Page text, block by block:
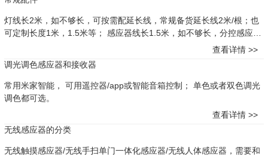
制2-3个电源。 1个集控感应器联动控制2个电源接线图 集控感应器
与分控感应接线方式的区别：
灯线长2米，如不够长，可按需配延长线，常规备货延长线2米/根；也
可定制长度1米，1.5米等； 感应器线长1.5米，如不够长，分控感应器
可配常规2米延长线，集控感应器可配3芯延长线； 不同变压器灯线孔
查看详情 >>
调光调色感应器和接收器
常用米家智能， 可用遥控器/app或智能音箱控制； 单色或者双色调光
调色都可选。
查看详情 >>
无线感应器的分类
无线触摸感应器/无线手扫单门一体化感应器/无线人体感应器，需要和